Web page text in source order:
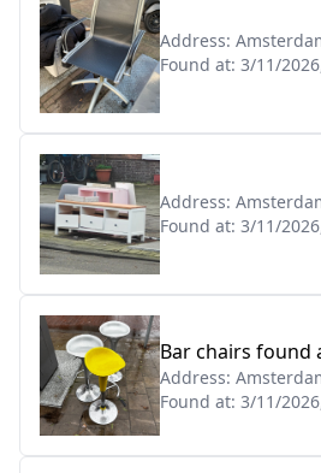
Address:
Found at: 3/11/
Address:
Found at: 3/11/
Bar chairs found
Address:
Found at: 3/11/